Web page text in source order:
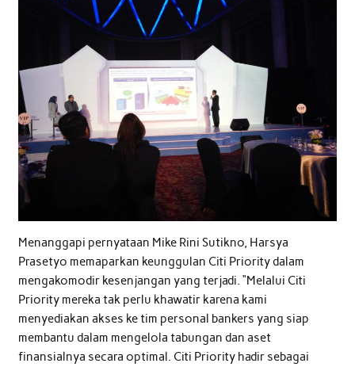
Menanggapi pernyataan Mike Rini Sutikno, Harsya
Prasetyo memaparkan keunggulan Citi Priority dalam
mengakomodir kesenjangan yang terjadi. “Melalui Citi
Priority mereka tak perlu khawatir karena kami
menyediakan akses ke tim personal bankers yang siap
membantu dalam mengelola tabungan dan aset
finansialnya secara optimal. Citi Priority hadir sebagai